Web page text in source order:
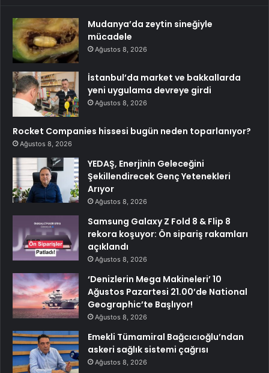
Mudanya’da zeytin sineğiyle
mücadele
Ağustos 8, 2026
İstanbul’da market ve bakkallarda
yeni uygulama devreye girdi
Ağustos 8, 2026
Rocket Companies hissesi bugün neden toparlanıyor?
Ağustos 8, 2026
YEDAŞ, Enerjinin Geleceğini
Şekillendirecek Genç Yetenekleri
Arıyor
Ağustos 8, 2026
Samsung Galaxy Z Fold 8 & Flip 8
rekora koşuyor: Ön sipariş rakamları
açıklandı
Ağustos 8, 2026
‘Denizlerin Mega Makineleri’ 10
Ağustos Pazartesi 21.00’de National
Geographic’te Başlıyor!
Ağustos 8, 2026
Emekli Tümamiral Bağcıcıoğlu’ndan
askeri sağlık sistemi çağrısı
Ağustos 8, 2026